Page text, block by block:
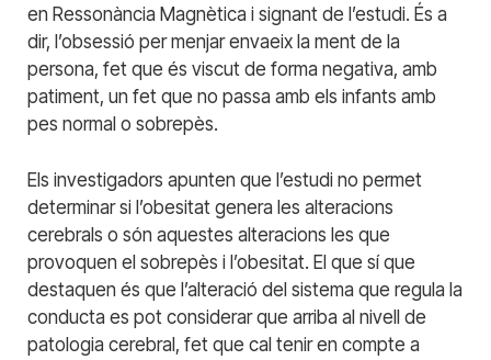
en Ressonància Magnètica i signant de l’estudi. És a
dir, l’obsessió per menjar envaeix la ment de la
persona, fet que és viscut de forma negativa, amb
patiment, un fet que no passa amb els infants amb
pes normal o sobrepès.
Els investigadors apunten que l’estudi no permet
determinar si l’obesitat genera les alteracions
cerebrals o són aquestes alteracions les que
provoquen el sobrepès i l’obesitat. El que sí que
destaquen és que l’alteració del sistema que regula la
conducta es pot considerar que arriba al nivell de
patologia cerebral, fet que cal tenir en compte a